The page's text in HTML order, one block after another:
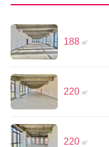
188 ㎡
220 ㎡
220 ㎡